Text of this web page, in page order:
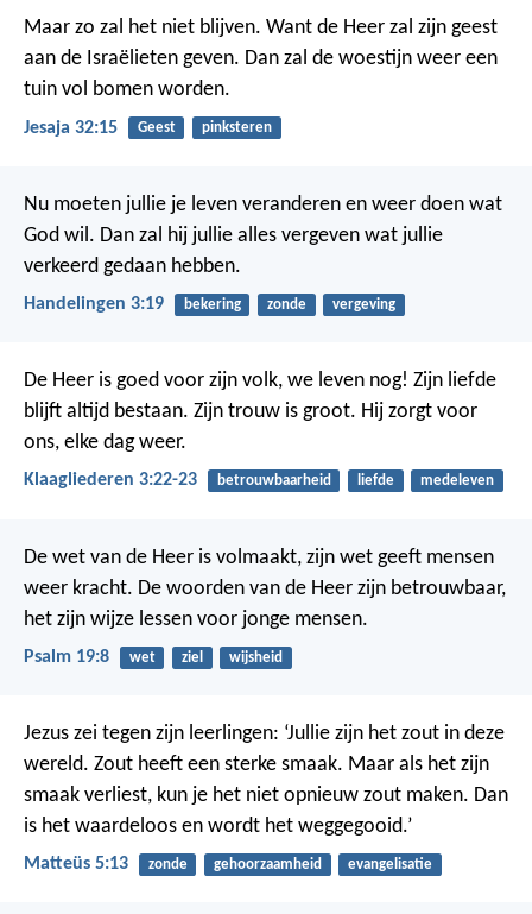
Maar zo zal het niet blijven. Want de Heer zal zijn geest
aan de Israëlieten geven. Dan zal de woestijn weer een
tuin vol bomen worden.
Jesaja 32:15 Geest pinksteren
Nu moeten jullie je leven veranderen en weer doen wat
God wil. Dan zal hij jullie alles vergeven wat jullie
verkeerd gedaan hebben.
Handelingen 3:19 bekering zonde vergeving
De Heer is goed voor zijn volk, we leven nog! Zijn liefde
blijft altijd bestaan. Zijn trouw is groot. Hij zorgt voor
ons, elke dag weer.
Klaagliederen 3:22-23 betrouwbaarheid liefde medeleven
De wet van de Heer is volmaakt, zijn wet geeft mensen
weer kracht. De woorden van de Heer zijn betrouwbaar,
het zijn wijze lessen voor jonge mensen.
Psalm 19:8 wet ziel wijsheid
Jezus zei tegen zijn leerlingen: ‘Jullie zijn het zout in deze
wereld. Zout heeft een sterke smaak. Maar als het zijn
smaak verliest, kun je het niet opnieuw zout maken. Dan
is het waardeloos en wordt het weggegooid.’
Matteüs 5:13 zonde gehoorzaamheid evangelisatie